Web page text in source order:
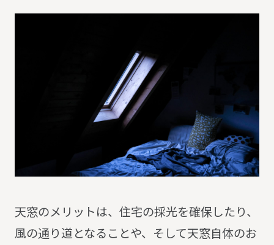
天窓のメリットは、住宅の採光を確保したり、
風の通り道となることや、そして天窓自体のお